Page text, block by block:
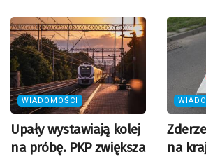
WIADOMOŚCI
Upały wystawiają kolej
na próbę. PKP zwiększa
na